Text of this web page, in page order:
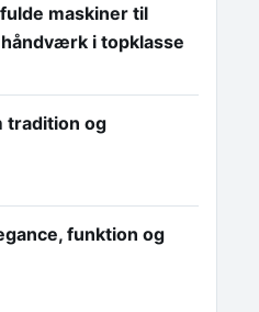
maskiner til
i topklasse
tradition og
funktion og